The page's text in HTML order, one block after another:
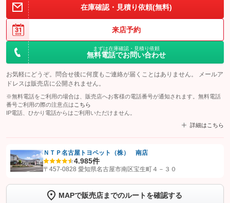
在庫確認・見積り依頼(無料)
来店予約
まずは在庫確認・見積り依頼
無料電話でお問い合わせ
お気軽にどうぞ。問合せ後に何度もご連絡が届くことはありません。 メールア
ドレスは販売店に公開されません。
※無料電話をご利用の場合は、販売店へお客様の電話番号が通知されます。無料電話
番号ご利用の際の注意点は こちら
IP電話、ひかり電話からはご利用いただけません。
詳細はこちら
【STEP1】認証画面でグーネットを友だち追加してから「許可する」ボタンを押
トーク画面で
ボタンをタップして問い合わせを
ＮＴＰ名古屋トヨペット（株） 南店
4.985件
〒457-0828 愛知県名古屋市南区宝生町４－３０
MAPで販売店までのルートを確認する